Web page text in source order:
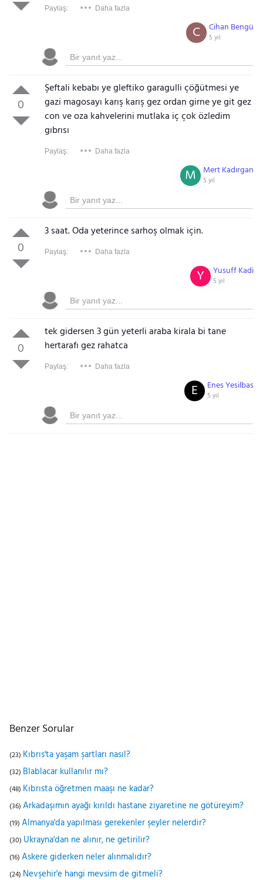
Paylaş: Daha fazla
Cihan Bengü
5 yıl
C
0
Şeftali kebabı ye gleftiko garagulli çöğütmesi ye
gazi magosayı karış karış gez ordan girne ye git gez
con ve oza kahvelerini mutlaka iç çok özledim
gıbrısı
Paylaş: Daha fazla
Mert Kadırgan
5 yıl
M
0
3 saat. Oda yeterince sarhoş olmak için.
Paylaş: Daha fazla
Yusuff Kadi
5 yıl
Y
0
tek gidersen 3 gün yeterli araba kirala bi tane
hertarafı gez rahatca
Paylaş: Daha fazla
Enes Yesilbas
5 yıl
E
Benzer Sorular
(23) Kıbrıs'ta yaşam şartları nasıl?
(32) Blablacar kullanılır mı?
(48) Kıbrısta öğretmen maaşı ne kadar?
(36) Arkadaşımın ayağı kırıldı hastane ziyaretine ne götüreyim?
(19) Almanya'da yapılması gerekenler şeyler nelerdir?
(30) Ukrayna'dan ne alınır, ne getirilir?
(16) Askere giderken neler alınmalıdır?
(24) Nevşehir'e hangi mevsim de gitmeli?